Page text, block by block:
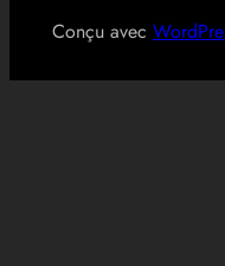
Conçu avec